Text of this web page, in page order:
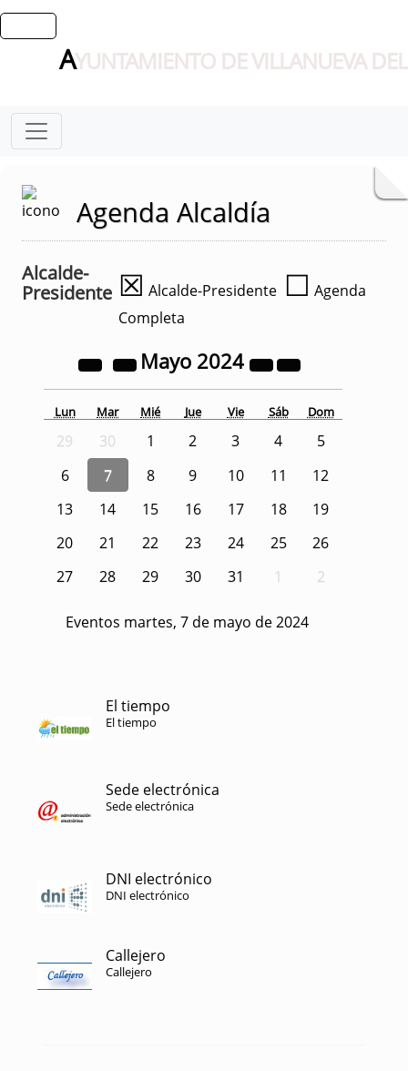
AYUNTAMIENTO DE VILLANUEVA
Agenda Alcaldía
Alcalde-
Presidente ☒ Alcalde-Presidente ☐ Agenda
Completa
Mayo 2024
Lun Mar Mié Jue Vie Sáb Dom
29 30 1 2 3 4
5
6
7 8 9 10 11
12
13
14 15 16 17 18
19
20
21 22 23 24 25
26
27
28 29 30 31 1 2
Eventos martes, 7 de mayo de 2024
El tiempo
El tiempo
Sede electrónica
Sede electrónica
DNI electrónico
DNI electrónico
Callejero
Callejero